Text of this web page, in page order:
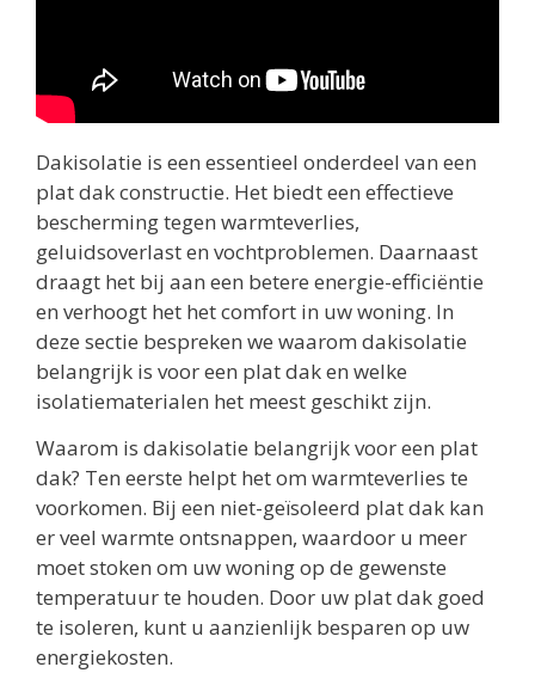
Dakisolatie is een essentieel onderdeel van een
plat dak constructie. Het biedt een effectieve
bescherming tegen warmteverlies,
geluidsoverlast en vochtproblemen. Daarnaast
draagt het bij aan een betere energie-efficiëntie
en verhoogt het het comfort in uw woning. In
deze sectie bespreken we waarom dakisolatie
belangrijk is voor een plat dak en welke
isolatiematerialen het meest geschikt zijn.
Waarom is dakisolatie belangrijk voor een plat
dak? Ten eerste helpt het om warmteverlies te
voorkomen. Bij een niet-geïsoleerd plat dak kan
er veel warmte ontsnappen, waardoor u meer
moet stoken om uw woning op de gewenste
temperatuur te houden. Door uw plat dak goed
te isoleren, kunt u aanzienlijk besparen op uw
energiekosten.